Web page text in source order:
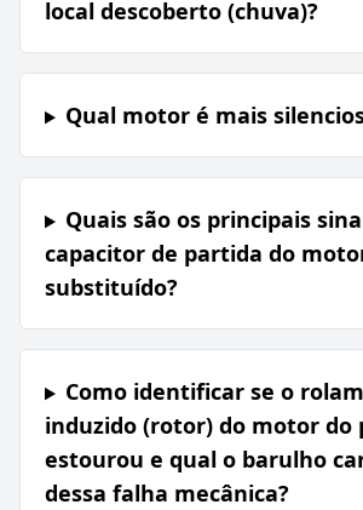
local descoberto (chuva)?
Qual motor é mais
Quais são os principais
capacitor de partida do
substituído?
Como identificar se o
induzido (rotor) do motor do
estourou e qual o barulho
dessa falha mecânica?